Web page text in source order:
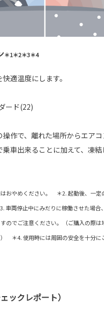
＊1＊2＊3＊4
適温度にします。
ード(22)
操作で、離れた場所からエア
車出来ることに加えて、凍
おやめください。 ＊2. 起動後、一定
車両停止中にみだりに稼働させた場合
のでご注意ください。（ご購入の際は
＊4. 使用時には周囲の安全を十分に
ックレポート）